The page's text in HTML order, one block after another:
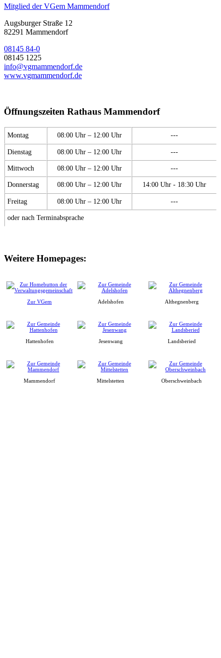
Mitglied der VGem Mammendorf
Augsburger Straße 12
82291 Mammendorf
08145 84-0
08145 1225
info@vgmammendorf.de
www.vgmammendorf.de
Öffnungszeiten Rathaus Mammendorf
Montag 08:00 Uhr – 12:00 Uhr ---
Dienstag 08:00 Uhr – 12:00 Uhr ---
Mittwoch 08:00 Uhr – 12:00 Uhr ---
Donnerstag 08:00 Uhr – 12:00 Uhr 14:00 Uhr - 18:30 Uhr
Freitag 08:00 Uhr – 12:00 Uhr ---
oder nach Terminabsprache
Weitere Homepages:
Zur VGem Adelshofen Althegnenberg
Hattenhofen Jesenwang Landsberied
Mammendorf Mittelstetten Oberschweinbach